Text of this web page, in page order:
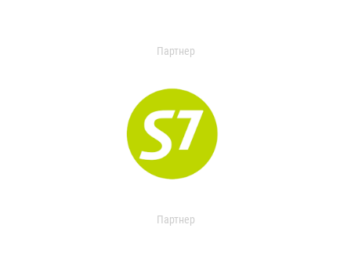
Партнер
Партнер